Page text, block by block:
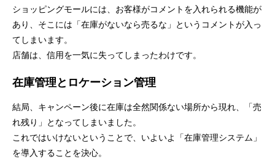
ショッピングモールには、お客様がコメントを入れられる機能が
あり、そこには「在庫がないなら売るな」というコメントが入っ
てしまいます。
店舗は、信用を一気に失ってしまったわけです。
在庫管理とロケーション管理
結局、キャンペーン後に在庫は全然関係ない場所から現れ、「売
れ残り」となってしまいました。
これではいけないということで、いよいよ「在庫管理システム」
を導入することを決心。